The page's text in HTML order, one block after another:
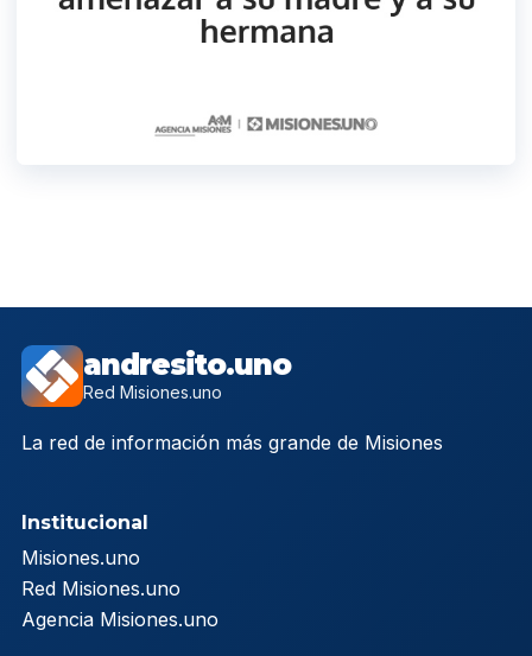
andresito.uno
Red Misiones.uno
La red de información más grande de Misiones
Institucional
Misiones.uno
Red Misiones.uno
Agencia Misiones.uno